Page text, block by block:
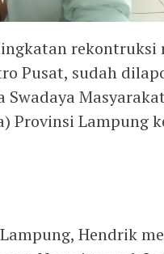
Pusat, sudah
Provinsi Lampung
Hendrik